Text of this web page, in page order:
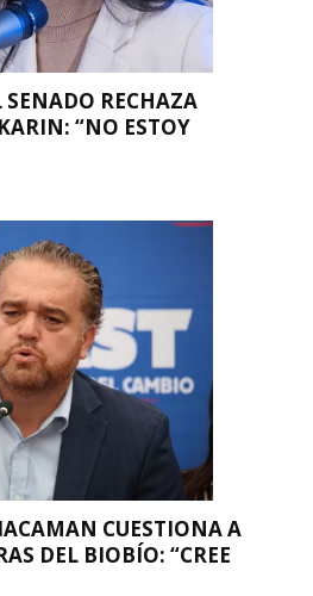
SENADO RECHAZA
“NO ESTOY
CUESTIONA A
DEL BIOBÍO: “CREE